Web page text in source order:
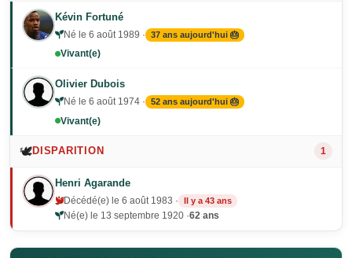
Kévin Fortuné
Né le 6 août 1989 · 37 ans aujourd'hui 🎂
Vivant(e)
Olivier Dubois
Né le 6 août 1974 · 52 ans aujourd'hui 🎂
Vivant(e)
🕊️DISPARITION 1
Henri Agarande
Décédé(e) le 6 août 1983 · Il y a 43 ans
Né(e) le 13 septembre 1920 ·62 ans